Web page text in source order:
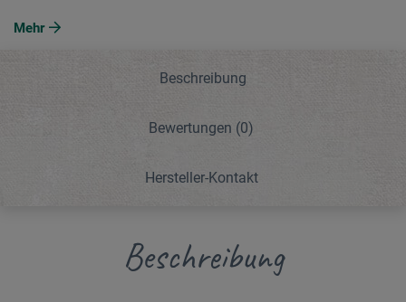
Mehr
Beschreibung
Bewertungen (0)
Hersteller-Kontakt
Beschreibung